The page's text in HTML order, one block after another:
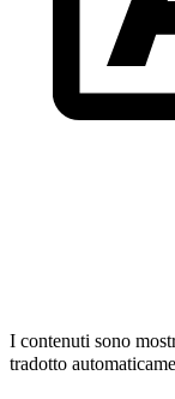
I contenuti sono
tradotto